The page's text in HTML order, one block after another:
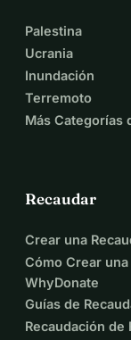
Palestina
Ucrania
Inundación
Terremoto
Más Categorías
Recaudar
Crear una
Cómo Crear
WhyDonate
Guías de
Recaudación de